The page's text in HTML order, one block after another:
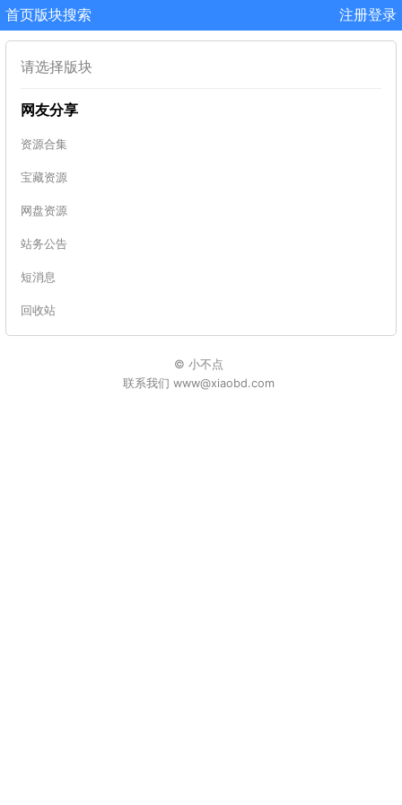
首页版块搜索 注册登录
请选择版块
网友分享
资源合集
宝藏资源
网盘资源
站务公告
短消息
回收站
© 小不点
联系我们 www@xiaobd.com